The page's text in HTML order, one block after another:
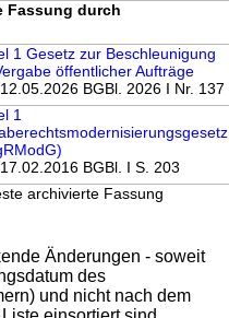
Fassung durch
1 Gesetz zur Beschleunigung
öffentlicher Aufträge
BGBl. 2026 I Nr. 137
1
BGBl. I S. 203
archivierte Fassung
Änderungen - soweit
des
und nicht nach dem